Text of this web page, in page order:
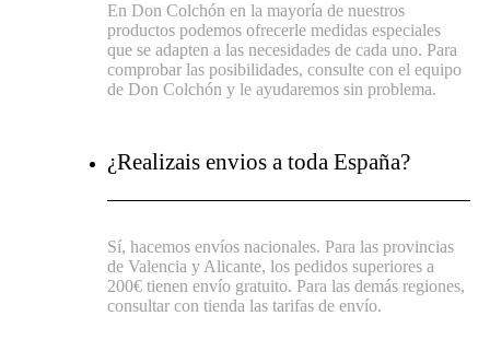
En Don Colchón en la mayoría de nuestros
productos podemos ofrecerle medidas especiales
que se adapten a las necesidades de cada uno. Para
comprobar las posibilidades, consulte con el equipo
de Don Colchón y le ayudaremos sin problema.
¿Realizais envios a toda España?
Sí, hacemos envíos nacionales. Para las provincias
de Valencia y Alicante, los pedidos superiores a
200€ tienen envío gratuito. Para las demás regiones,
consultar con tienda las tarifas de envío.